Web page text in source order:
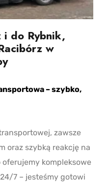
i do Rybnik,
w
– szybko,
zawsze
oraz szybką reakcję na
kompleksowe
7 – jesteśmy gotowi